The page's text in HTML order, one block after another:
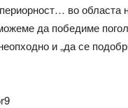
во областа
да победиме
и „да се